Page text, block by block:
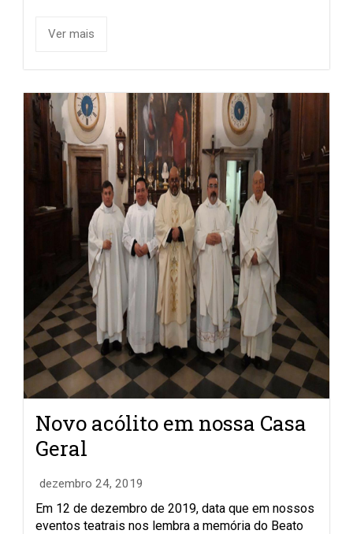
Ver mais
Novo acólito em nossa Casa
Geral
dezembro 24, 2019
Em 12 de dezembro de 2019, data que em nossos
eventos teatrais nos lembra a memória do Beato